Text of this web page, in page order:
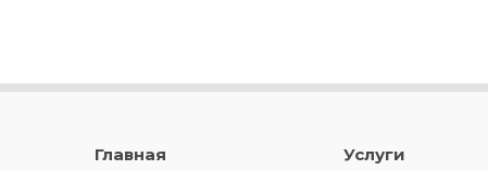
Главная Услуги